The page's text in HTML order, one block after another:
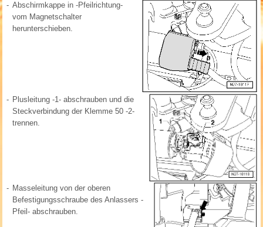
- Abschirmkappe in -Pfeilrichtung-
vom Magnetschalter
herunterschieben.
- Plusleitung -1- abschrauben und die
Steckverbindung der Klemme 50 -2-
trennen.
- Masseleitung von der oberen
Befestigungsschraube des Anlassers -
Pfeil- abschrauben.